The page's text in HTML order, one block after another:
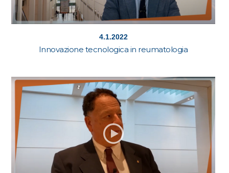
4.1.2022
Innovazione tecnologica in reumatologia